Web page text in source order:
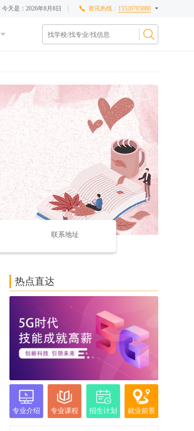
今天是： 2026年8月8日 资讯热线： 15520705880
联系地址
热点直达
专业介绍 专业课程 招生计划 就业前景